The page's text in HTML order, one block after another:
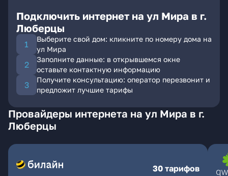
Подключить интернет на ул Мира в г.
Люберцы
Выберите свой дом: кликните по номеру дома на
ул Мира
Заполните данные: в открывшемся окне
оставьте контактную информацию
Получите консультацию: оператор перезвонит и
предложит лучшие тарифы
Провайдеры интернета на ул Мира в г.
Люберцы
30 тарифов